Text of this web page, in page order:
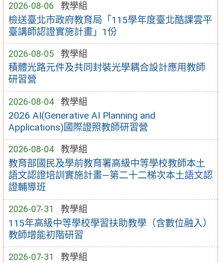
2026-08-06 教學組
檢送臺北市政府教育局「115學年度臺北酷課雲平
臺講師認證實施計畫」1份
2026-08-05 教學組
積體光路元件及共同封裝光學耦合設計應用教師
研習營
2026-08-04 教學組
2026 AI(Generative AI Planning and
Applications)國際證照教師研習營
2026-08-04 教學組
教育部國民及學前教育署高級中等學校教師本土
語文認證培訓實施計畫—第二十二梯次本土語文認
證輔導班
2026-07-31 教學組
115年高級中等學校學習扶助教學（含數位融入）
教師增能初階研習
2026-07-31 教學組